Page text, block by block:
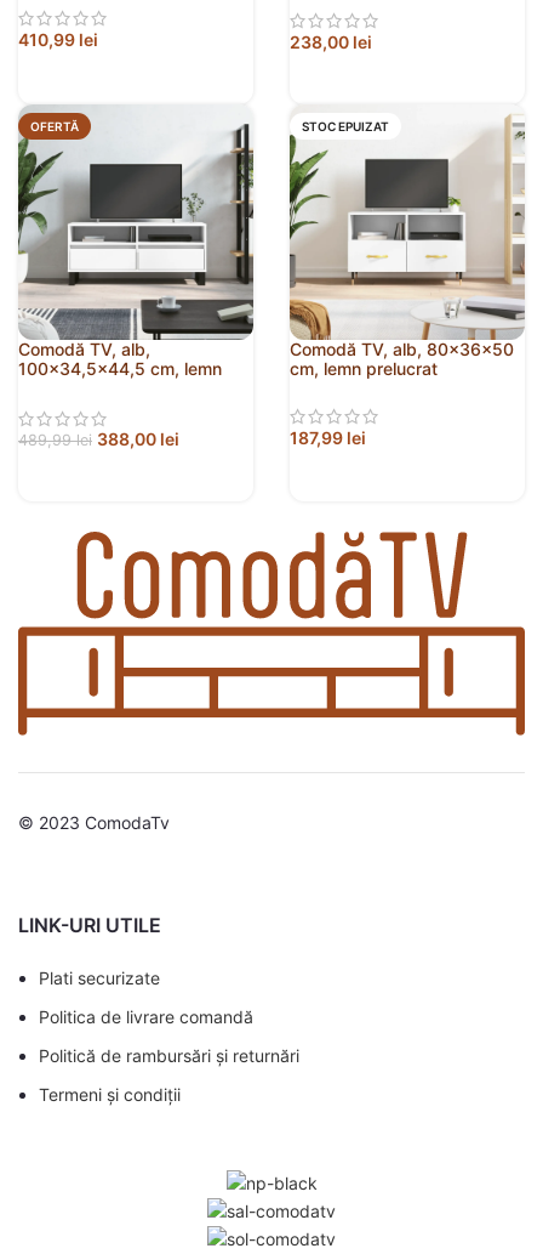
410,99 lei 238,00 lei
OFERTĂ
Comodă TV, alb,
100×34,5×44,5 cm, lemn
489,99lei 388,00 lei
STOC EPUIZAT
Comodă TV, alb, 80x36x50
cm, lemn prelucrat
187,99 lei
© 2023 ComodaTv
LINK-URI UTILE
Plati securizate
Politica de livrare comandă
Politică de rambursări și returnări
Termeni și condiții